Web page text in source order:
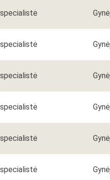
specialistė
specialistė
specialistė
specialistė
specialistė
specialistė